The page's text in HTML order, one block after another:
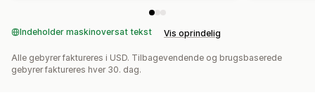
Indeholder maskinoversat tekst Vis oprindelig
Alle gebyrer faktureres i USD. Tilbagevendende og brugsbaserede
gebyrer faktureres hver 30. dag.